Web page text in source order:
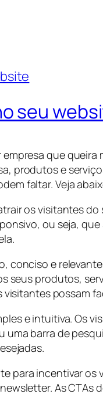
seu
que
produtos e
faltar. Veja
os visitantes
ou seja,
conciso e
seus produtos,
possam
e intuitiva. Os
barra de
para incentivar
As